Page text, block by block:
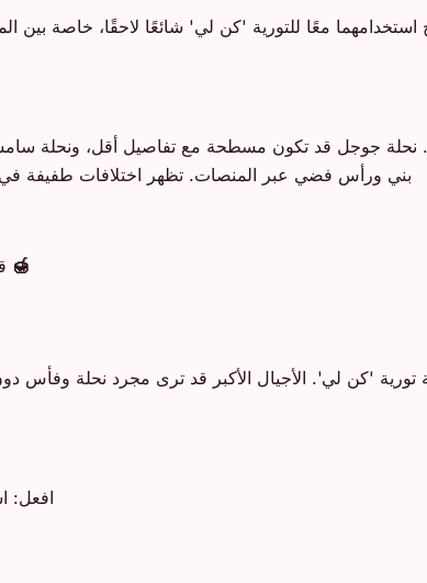
رمزي النحلة (🐝) والفأس (⛏️) في عام 2010. أصبح استخدامهما معًا للتورية 'كن
نحلة جوجل قد تكون مسطحة مع تفاصيل أقل،
بني ورأس فضي عبر المنصات. تظهر اختلافات طفيفة في
🍯
تورية 'كن لي'. الأجيال الأكبر قد ترى مجرد نحلة
افعل: